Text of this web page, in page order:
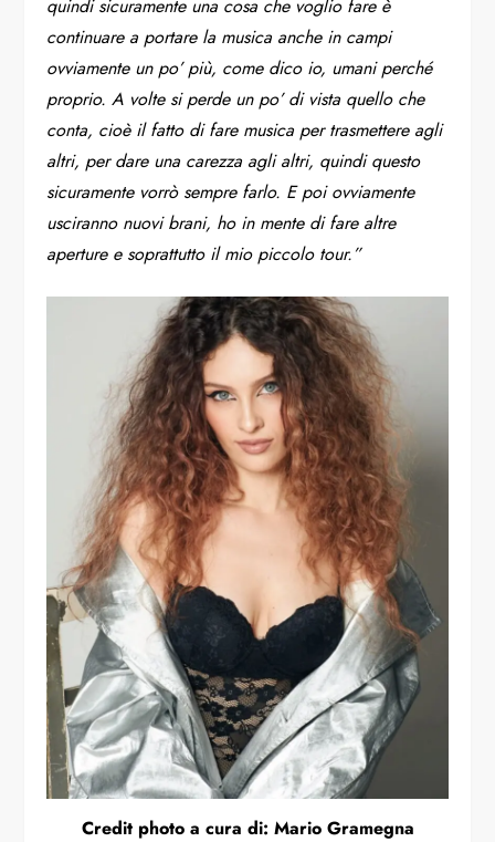
quindi sicuramente una cosa che voglio fare è
continuare a portare la musica anche in campi
ovviamente un po’ più, come dico io, umani perché
proprio. A volte si perde un po’ di vista quello che
conta, cioè il fatto di fare musica per trasmettere agli
altri, per dare una carezza agli altri, quindi questo
sicuramente vorrò sempre farlo. E poi ovviamente
usciranno nuovi brani, ho in mente di fare altre
aperture e soprattutto il mio piccolo tour.”
Credit photo a cura di: Mario Gramegna